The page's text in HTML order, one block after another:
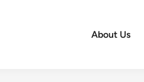
About Us